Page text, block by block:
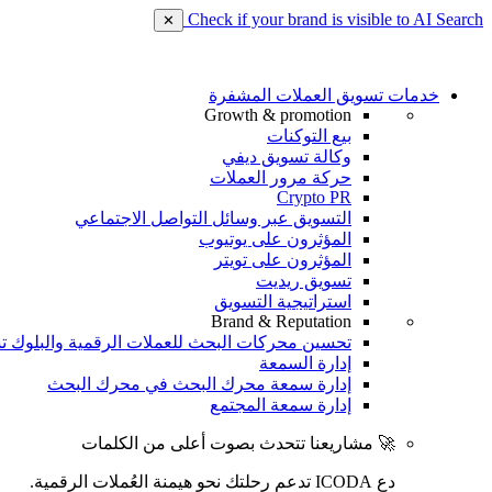
Check if your brand is visible to AI Search
✕
خدمات تسويق العملات المشفرة
Growth & promotion
بيع التوكنات
وكالة تسويق ديفي
حركة مرور العملات
Crypto PR
التسويق عبر وسائل التواصل الاجتماعي
المؤثرون على يوتيوب
المؤثرون على تويتر
تسويق ريديت
استراتيجية التسويق
Brand & Reputation
تحسين محركات البحث للعملات الرقمية والبلوك
إدارة السمعة
إدارة سمعة محرك البحث في محرك البحث
إدارة سمعة المجتمع
🚀 مشاريعنا تتحدث بصوت أعلى من الكلمات
دع ICODA تدعم رحلتك نحو هيمنة العُملات الرقمية.